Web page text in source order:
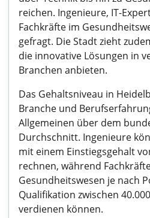
reichen. Ingenieure, IT-
Fachkräfte im
gefragt. Die Stadt zieht
die innovative Lösungen in
Branchen anbieten.
Das Gehaltsniveau in
Branche und
Allgemeinen über dem
Durchschnitt. Ingenieure
mit einem Einstiegsgehalt
rechnen, während
Gesundheitswesen je nach
Qualifikation zwischen
verdienen können.